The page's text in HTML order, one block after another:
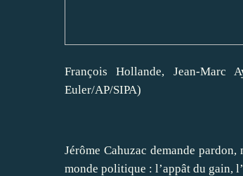
François Hollande, Jean-
Euler/AP/SIPA)
Jérôme Cahuzac demande
monde politique : l’appât du gain,